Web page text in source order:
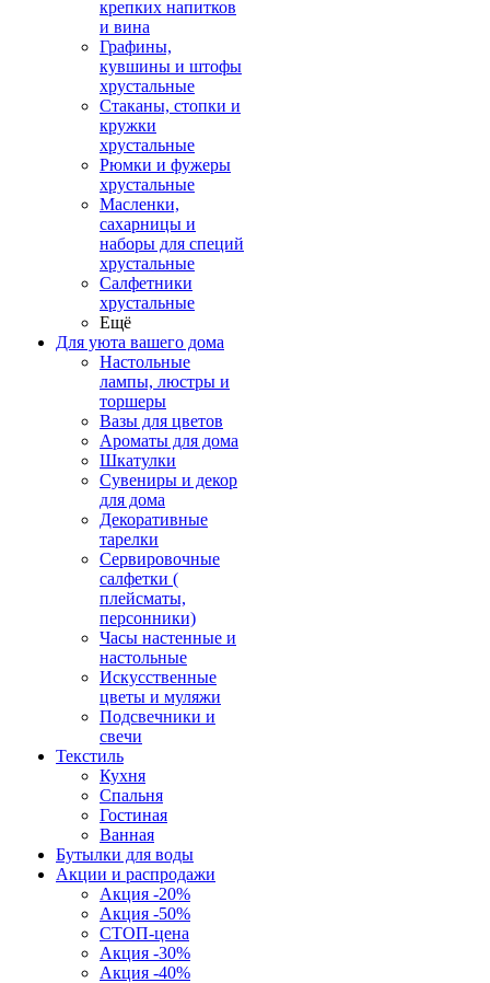
крепких напитков
и вина
Графины,
кувшины и штофы
хрустальные
Стаканы, стопки и
кружки
хрустальные
Рюмки и фужеры
хрустальные
Масленки,
сахарницы и
наборы для специй
хрустальные
Салфетники
хрустальные
Ещё
Для уюта вашего дома
Настольные
лампы, люстры и
торшеры
Вазы для цветов
Ароматы для дома
Шкатулки
Сувениры и декор
для дома
Декоративные
тарелки
Сервировочные
салфетки (
плейсматы,
персонники)
Часы настенные и
настольные
Искусственные
цветы и муляжи
Подсвечники и
свечи
Текстиль
Кухня
Спальня
Гостиная
Ванная
Бутылки для воды
Акции и распродажи
Акция -20%
Акция -50%
СТОП-цена
Акция -30%
Акция -40%